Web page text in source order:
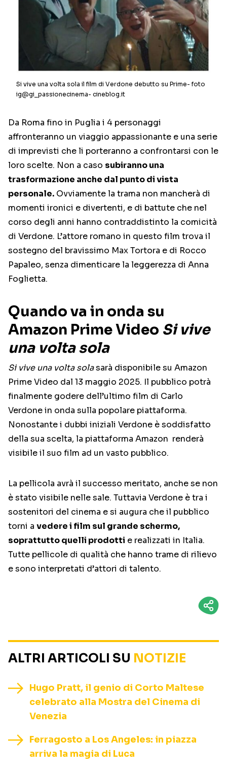
Si vive una volta sola il film di Verdone debutto su Prime- foto
ig@gi_passionecinema- cineblog.it
Da Roma fino in Puglia i 4 personaggi
affronteranno un viaggio appassionante e una serie
di imprevisti che li porteranno a confrontarsi con le
loro scelte. Non a caso subiranno una
trasformazione anche dal punto di vista
personale. Ovviamente la trama non mancherà di
momenti ironici e divertenti, e di battute che nel
corso degli anni hanno contraddistinto la comicità
di Verdone. L’attore romano in questo film trova il
sostegno del bravissimo Max Tortora e di Rocco
Papaleo, senza dimenticare la leggerezza di Anna
Foglietta.
Quando va in onda su
Amazon Prime Video Si vive
una volta sola
Si vive una volta solasarà disponibile su Amazon
Prime Video dal 13 maggio 2025. Il pubblico potrà
finalmente godere dell’ultimo film di Carlo
Verdone in onda sulla popolare piattaforma.
Nonostante i dubbi iniziali Verdone è soddisfatto
della sua scelta, la piattaforma Amazon renderà
visibile il suo film ad un vasto pubblico.
La pellicola avrà il successo meritato, anche se non
è stato visibile nelle sale. Tuttavia Verdone è tra i
sostenitori del cinema e si augura che il pubblico
torni a vedere i film sul grande schermo,
soprattutto quelli prodotti e realizzati in Italia.
Tutte pellicole di qualità che hanno trame di rilievo
e sono interpretati d’attori di talento.
ALTRI ARTICOLI SU NOTIZIE
Hugo Pratt, il genio di Corto Maltese
celebrato alla Mostra del Cinema di
Venezia
Ferragosto a Los Angeles: in piazza
arriva la magia di Luca